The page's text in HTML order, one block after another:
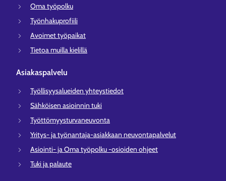
Oma työpolku
Työnhakuprofiili
Avoimet työpaikat
Tietoa muilla kielillä
Asiakaspalvelu
Työllisyysalueiden yhteystiedot
Sähköisen asioinnin tuki
Työttömyysturvaneuvonta
Yritys- ja työnantaja-asiakkaan neuvontapalvelut
Asiointi- ja Oma työpolku -osioiden ohjeet
Tuki ja palaute